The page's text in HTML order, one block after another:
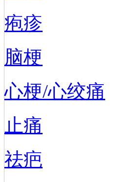
疱疹
脑梗
心梗/心绞痛
止痛
祛疤